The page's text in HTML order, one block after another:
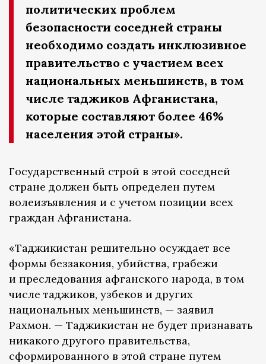
политических проблем
безопасности соседней страны
необходимо создать инклюзивное
правительство с участием всех
национальных меньшинств, в том
числе таджиков Афганистана,
которые составляют более 46%
населения этой страны».
Государственный строй в этой соседней
стране должен быть определен путем
волеизъявления и с учетом позиции всех
граждан Афганистана.
«Таджикистан решительно осуждает все
формы беззакония, убийства, грабежи
и преследования афганского народа, в том
числе таджиков, узбеков и других
национальных меньшинств, — заявил
Рахмон. — Таджикистан не будет признавать
никакого другого правительства,
сформированного в этой стране путем